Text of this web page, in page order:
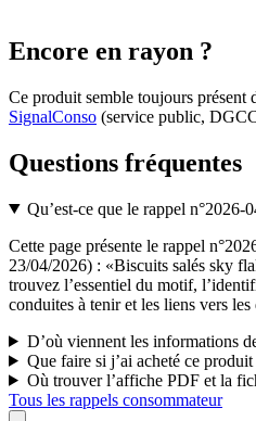
Encore en rayon ?
Ce produit semble toujours présent
SignalConso (service public,
Questions fréquentes
Qu’est-ce que le rappel n°2026-
Cette page présente le rappel
23/04/2026) : «Biscuits salés sky
trouvez l’essentiel du motif,
conduites à tenir et les liens vers
D’où viennent les informations
Que faire si j’ai acheté ce produit
Où trouver l’affiche PDF et la
Tous les rappels consommateur